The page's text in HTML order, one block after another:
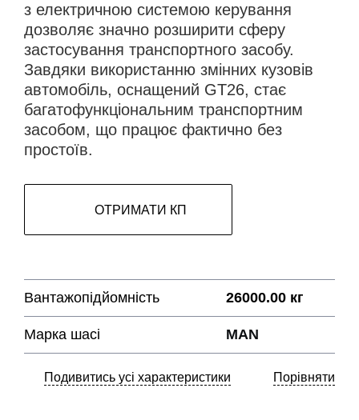
з електричною системою керування
дозволяє значно розширити сферу
застосування транспортного засобу.
Завдяки використанню змінних кузовів
автомобіль, оснащений GT26, стає
багатофункціональним транспортним
засобом, що працює фактично без
простоїв.
ОТРИМАТИ КП
Вантажопідйомність 26000.00 кг
Марка шасі MAN
Подивитись усі характеристики Порівняти